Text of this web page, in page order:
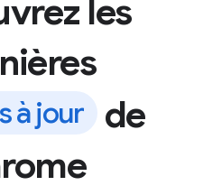
les
sàjour
de